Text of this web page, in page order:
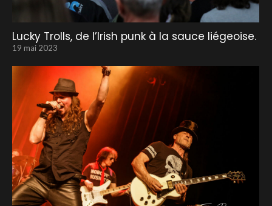
Lucky Trolls, de l’Irish punk à la sauce liégeoise.
19 mai 2023